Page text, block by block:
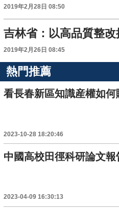
2019年2月28日 08:50
2019年2月26日 08:45
熱門推薦
看長春新區知識産權如
2023-10-28 18:20:46
中國高校田徑科研論文報
2023-04-09 16:30:13